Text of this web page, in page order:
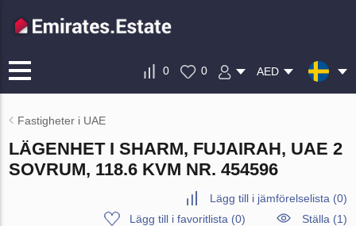
0 0 AED
Fastigheter i UAE
LÄGENHET I SHARM, FUJAIRAH, UAE 2
SOVRUM, 118.6 KVM NR. 454596
Lägg till i jämförelselista (0)
Lägg till i favoritlista (0)
Ställa (1)